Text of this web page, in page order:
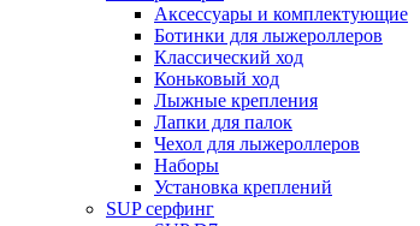
Аксессуары и комплектующие
Ботинки для лыжероллеров
Классический ход
Коньковый ход
Лыжные крепления
Лапки для палок
Чехол для лыжероллеров
Наборы
Установка креплений
SUP серфинг